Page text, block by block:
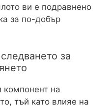
ви е подравнено
за по-добър
за
компонент на
тъй като влияе на